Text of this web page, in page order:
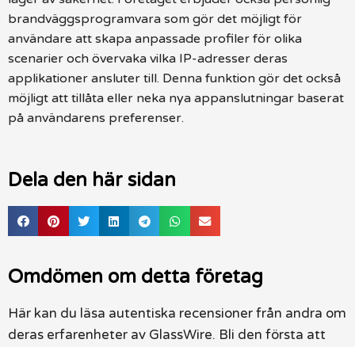
brandväggsprogramvara som gör det möjligt för
användare att skapa anpassade profiler för olika
scenarier och övervaka vilka IP-adresser deras
applikationer ansluter till. Denna funktion gör det också
möjligt att tillåta eller neka nya appanslutningar baserat
på användarens preferenser.
Dela den här sidan
Omdömen om detta företag
Här kan du läsa autentiska recensioner från andra om
deras erfarenheter av GlassWire. Bli den första att